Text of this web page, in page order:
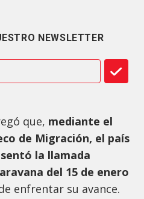
NEWSLETTER
que, mediante el
de Migración, el país
la llamada
del 15 de enero
enfrentar su avance.